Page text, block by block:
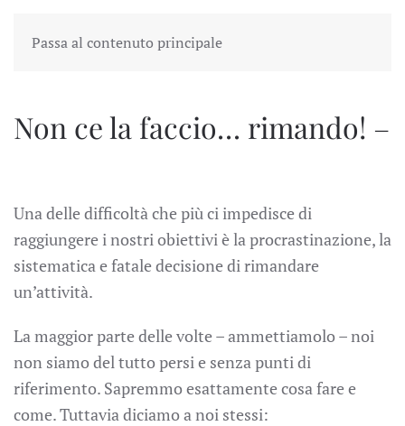
Passa al contenuto principale
Non ce la faccio… rimando! –
Una delle difficoltà che più ci impedisce di
raggiungere i nostri obiettivi è la procrastinazione, la
sistematica e fatale decisione di rimandare
un’attività.
La maggior parte delle volte – ammettiamolo – noi
non siamo del tutto persi e senza punti di
riferimento. Sapremmo esattamente cosa fare e
come. Tuttavia diciamo a noi stessi: